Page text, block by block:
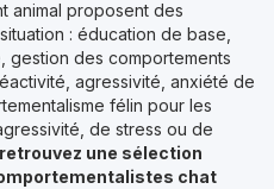
animal proposent des
: éducation de base,
gestion des comportements
agressivité, anxiété de
félin pour les
de stress ou de
une sélection
chat